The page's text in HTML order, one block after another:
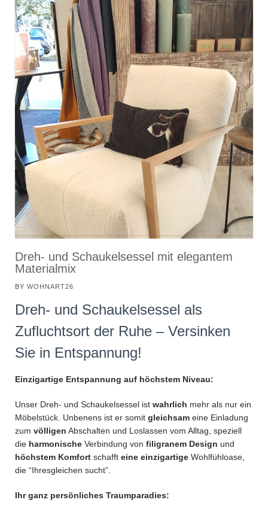
Dreh- und Schaukelsessel mit elegantem
Materialmix
BY WOHNART26
Dreh- und Schaukelsessel als
Zufluchtsort der Ruhe – Versinken
Sie in Entspannung!
Einzigartige Entspannung auf höchstem Niveau:
Unser Dreh- und Schaukelsessel ist wahrlich mehr als nur ein
Möbelstück. Unbenens ist er somit gleichsam eine Einladung
zum völligen Abschalten und Loslassen vom Alltag, speziell
die harmonische Verbindung von filigranem Design und
höchstem Komfort schafft eine einzigartige Wohlfühloase,
die “Ihresgleichen sucht”.
Ihr ganz persönliches Traumparadies: